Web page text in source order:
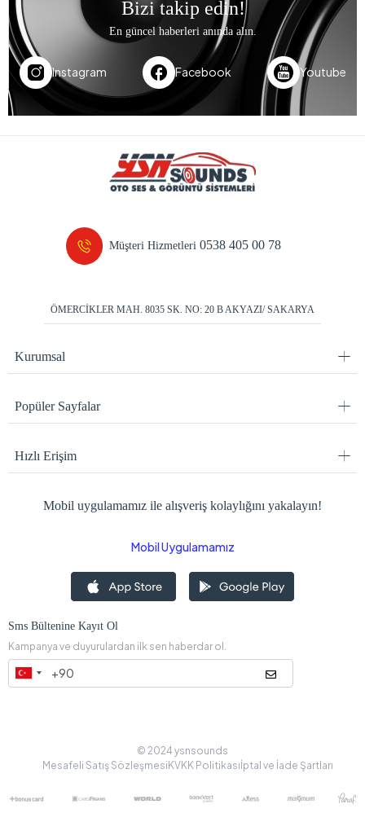
Bizi takip edin!
En güncel haberleri anında alın.
Instagram Facebook Youtube
Müşteri Hizmetleri0538 405 00 78
ÖMERCİKLER MAH. 8035 SK. NO: 20 B AKYAZI/ SAKARYA
Kurumsal
Popüler Sayfalar
Hızlı Erişim
Mobil uygulamamız ile alışveriş kolaylığını yakalayın!
Mobil Uygulamamız
Sms Bültenine Kayıt Ol
Kampanya ve duyurulardan ilk sen haberdar ol.
© 2024 ysnsounds
Mesafeli Satış Sözleşmesi KVKK Politikasıİptal ve İade Şartları